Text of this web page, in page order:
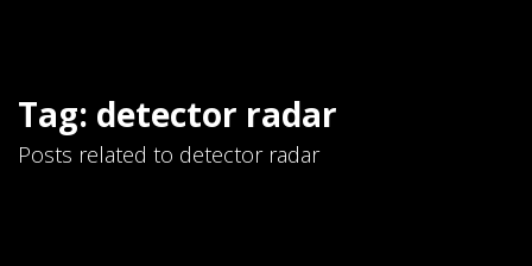
Tag: detector radar
Posts related to detector radar